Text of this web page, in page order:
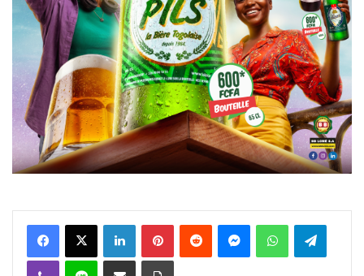
FacebookX Linkedin PinterestReddit MessengerWhatsAppTelegram
Viber Ligne Partager par email Imprimer